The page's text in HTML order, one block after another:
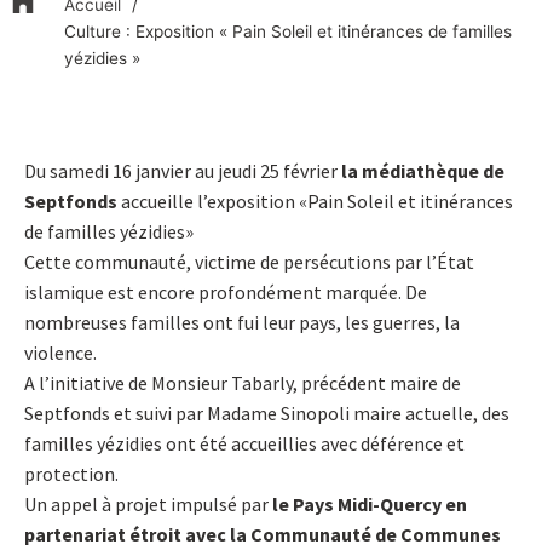
Accueil
Culture : Exposition « Pain Soleil et itinérances de familles
yézidies »
Du samedi 16 janvier au jeudi 25 février la médiathèque de
Septfonds accueille l’exposition «Pain Soleil et itinérances
de familles yézidies»
Cette communauté, victime de persécutions par l’État
islamique est encore profondément marquée. De
nombreuses familles ont fui leur pays, les guerres, la
violence.
A l’initiative de Monsieur Tabarly, précédent maire de
Septfonds et suivi par Madame Sinopoli maire actuelle, des
familles yézidies ont été accueillies avec déférence et
protection.
Un appel à projet impulsé par le Pays Midi-Quercy en
partenariat étroit avec la Communauté de Communes